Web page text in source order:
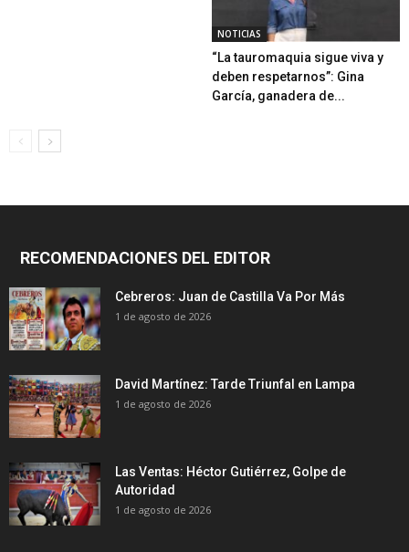
NOTICIAS
“La tauromaquia sigue viva y
deben respetarnos”: Gina
García, ganadera de...
RECOMENDACIONES DEL EDITOR
Cebreros: Juan de Castilla Va Por Más
1 de agosto de 2026
David Martínez: Tarde Triunfal en Lampa
1 de agosto de 2026
Las Ventas: Héctor Gutiérrez, Golpe de
Autoridad
1 de agosto de 2026